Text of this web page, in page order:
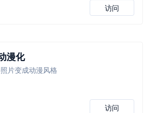
访问
漫化
片变成动漫风格
访问